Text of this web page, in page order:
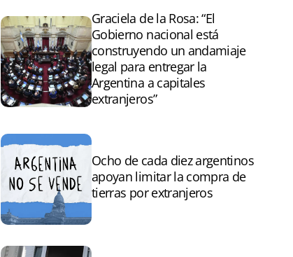
Graciela de la Rosa: “El
Gobierno nacional está
construyendo un andamiaje
legal para entregar la
Argentina a capitales
extranjeros”
Ocho de cada diez argentinos
apoyan limitar la compra de
tierras por extranjeros